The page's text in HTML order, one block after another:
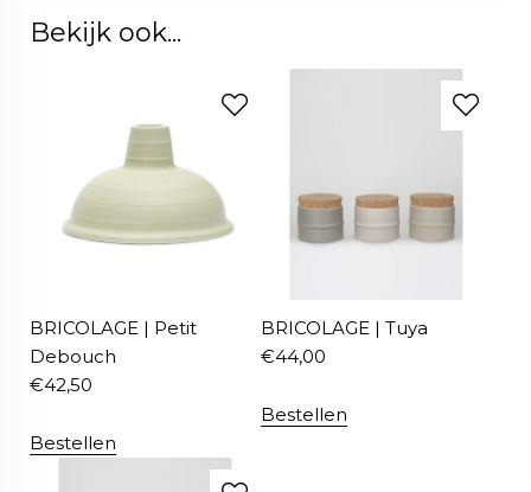
Bekijk ook...
BRICOLAGE | Petit
Debouch
€42,50
Bestellen
BRICOLAGE | Tuya
€44,00
Bestellen